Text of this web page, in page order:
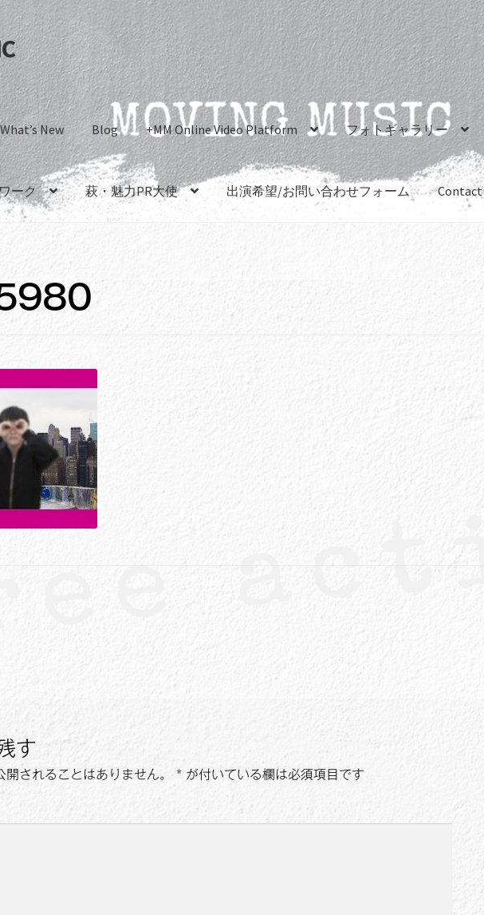
What’s New Blog +MM Online Video Platform フォトギャラリー
ーク 萩・魅力PR大使 出演希望/お問い合わせフォーム Contact
す
されることはありません。 *が付いている欄は必須項目です